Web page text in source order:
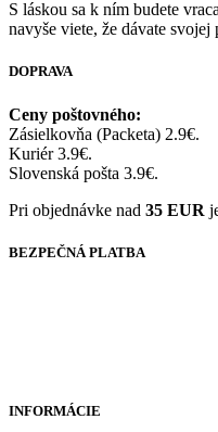
S láskou sa k ním budete
navyše viete, že dávate
DOPRAVA
Ceny poštovného:
Zásielkovňa (Packeta) 2.9€.
Kuriér 3.9€.
Slovenská pošta 3.9€.
Pri objednávke nad 35 EUR
BEZPEČNÁ PLATBA
INFORMÁCIE